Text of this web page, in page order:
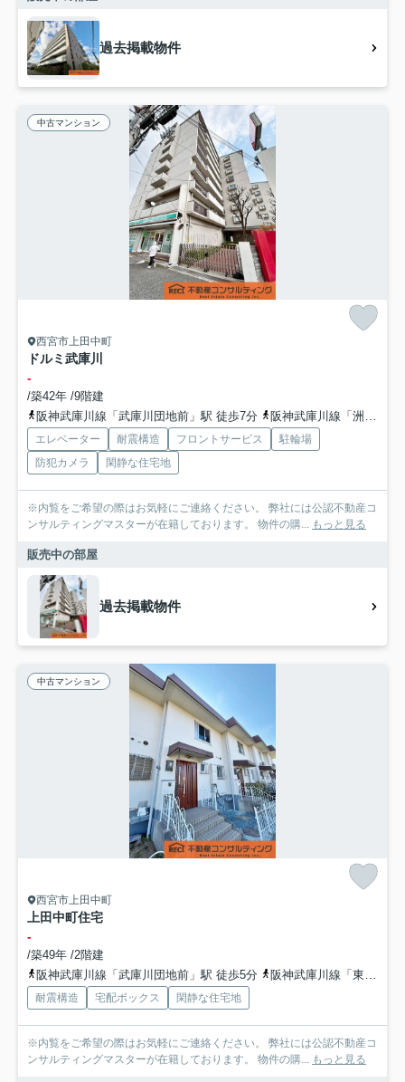
過去掲載物件
中古マンション
西宮市上田中町
ドルミ武庫川
-
/築42年 /9階建
阪神武庫川線「武庫川団地前」駅 徒歩7分
阪神武庫川線「洲先」駅 徒歩11分
エレベーター 耐震構造 フロントサービス
駐輪場
防犯カメラ
閑静な住宅地
※内覧をご希望の際はお気軽にご連絡ください。 弊社には公認不動産コ
ンサルティングマスターが在籍しております。 物件の購... もっと見る
販売中の部屋
過去掲載物件
中古マンション
西宮市上田中町
上田中町住宅
-
/築49年 /2階建
阪神武庫川線「武庫川団地前」駅 徒歩5分
阪神武庫川線「東鳴尾」駅 徒歩12分
耐震構造 宅配ボックス 閑静な住宅地
※内覧をご希望の際はお気軽にご連絡ください。 弊社には公認不動産コ
ンサルティングマスターが在籍しております。 物件の購... もっと見る